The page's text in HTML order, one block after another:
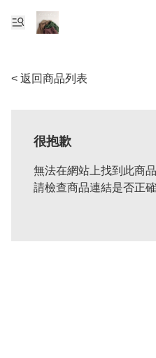
< 返回商品列表
很抱歉
無法在網站上找到此商
請檢查商品連結是否正確